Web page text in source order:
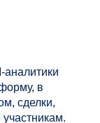
аналитики
в
сделки,